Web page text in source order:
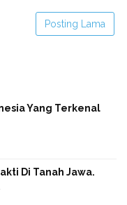
Posting Lama
Yang Terkenal
Di Tanah Jawa.